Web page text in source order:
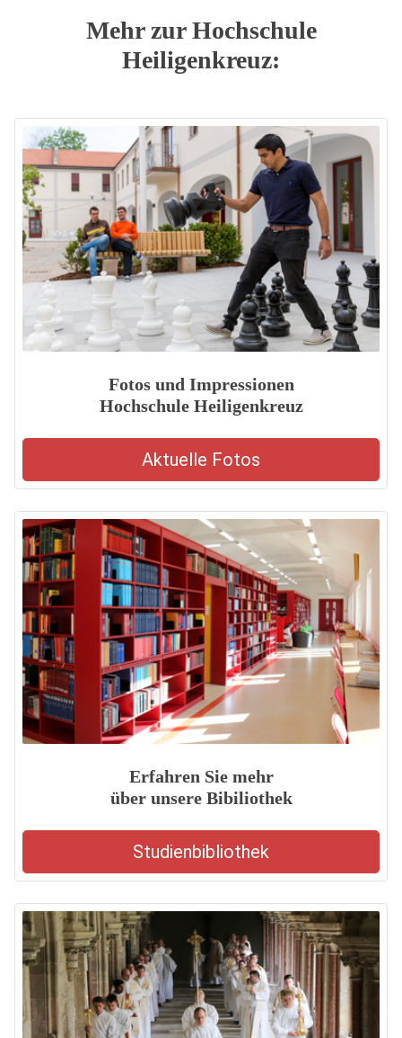
Mehr zur Hochschule
Heiligenkreuz:
Fotos und Impressionen
Hochschule Heiligenkreuz
Aktuelle Fotos
Erfahren Sie mehr
über unsere Bibiliothek
Studienbibliothek